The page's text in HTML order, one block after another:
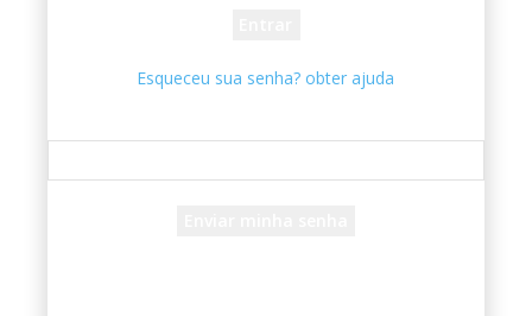
Esqueceu sua senha? obter ajuda